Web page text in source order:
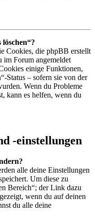
Cookies, die phpBB erstellt
im Forum angemeldet
einige Funktionen,
Status – sofern sie von der
Wenn du Probleme
kann es helfen, wenn du
-einstellungen
alle deine Einstellungen
Um diese zu
Bereich“; der Link dazu
wenn du auf deinen
du alle deine